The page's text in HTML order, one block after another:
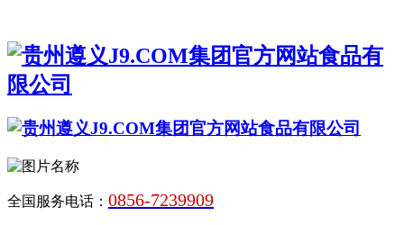
全国服务电话： 0856-7239909